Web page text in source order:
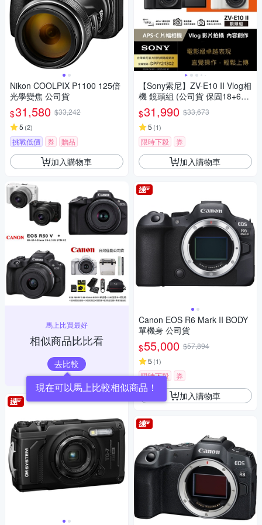
Nikon COOLPIX P1100 125倍
光學變焦 公司貨
$31,580 $33,242
5 (2)
挑戰低價 券 贈品
加入購物車
馬上比買最好
相似商品比比看
去比較
現在可以馬上比較相似商品！
【Sony索尼】ZV-E10 II Vlog相
機 鏡頭組 (公司貨 保固18+6個
月)
$31,990 $33,673
5 (1)
限時下殺 券
加入購物車
Canon EOS R6 Mark II BODY
單機身 公司貨
$55,000 $57,894
5 (1)
限時下殺 券
加入購物車